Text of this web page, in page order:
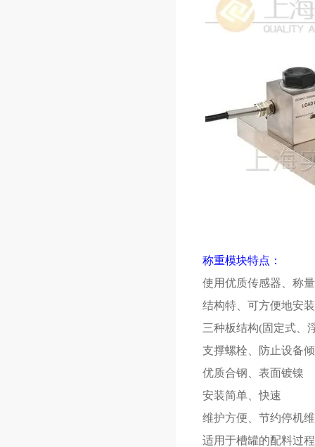
称重模块特点：
使用优质传感器、称
结构特、可方便地安
三种板结构(固定式、
支撑螺栓、防止设备
优质合钢、表面镀镍
安装简单、快速
维护方便、节约停机
适用于槽罐的配料过